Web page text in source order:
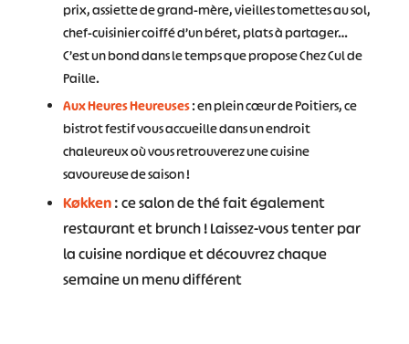
prix, assiette de grand-mère, vieilles tomettes au sol,
chef-cuisinier coiffé d’un béret, plats à partager…
C’est un bond dans le temps que propose Chez Cul de
Paille.
Aux Heures Heureuses: en plein cœur de Poitiers, ce
bistrot festif vous accueille dans un endroit
chaleureux où vous retrouverez une cuisine
savoureuse de saison !
Køkken: ce salon de thé fait également
restaurant et brunch ! Laissez-vous tenter par
la cuisine nordique et découvrez chaque
semaine un menu différent